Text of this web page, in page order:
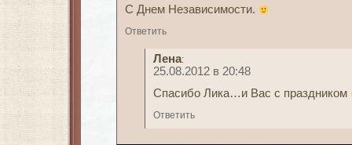
С Днем Независимости.
Ответить
Лена:
25.08.2012 в 20:48
Спасибо Лика…и Вас с праздником
Ответить